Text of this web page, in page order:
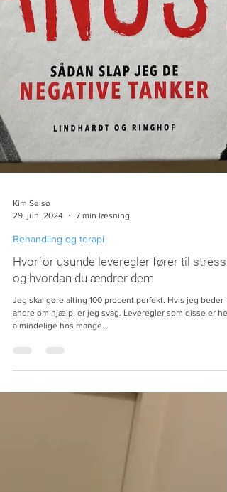
Kim Selsø
29. jun. 2024
7 min læsning
Hvorfor usunde leveregler fører til stress
og hvordan du ændrer dem
Jeg skal gøre alting 100 procent perfekt. Hvis jeg beder